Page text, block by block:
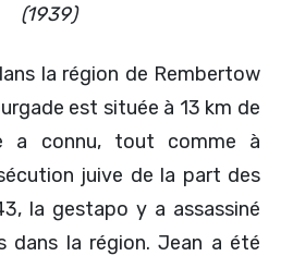
(1939)
la région de Rembertow
est située à 13 km de
a connu, tout comme à
juive de la part des
la gestapo y a assassiné
dans la région. Jean a été